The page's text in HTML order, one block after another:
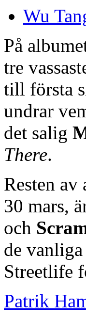
Wu
På
tre
till första
undrar
det salig
There.
Resten
30 mars,
och
de
Streetlife
Patrik